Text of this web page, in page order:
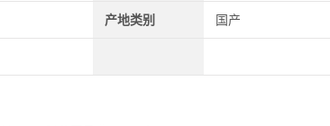
产地类别 国产